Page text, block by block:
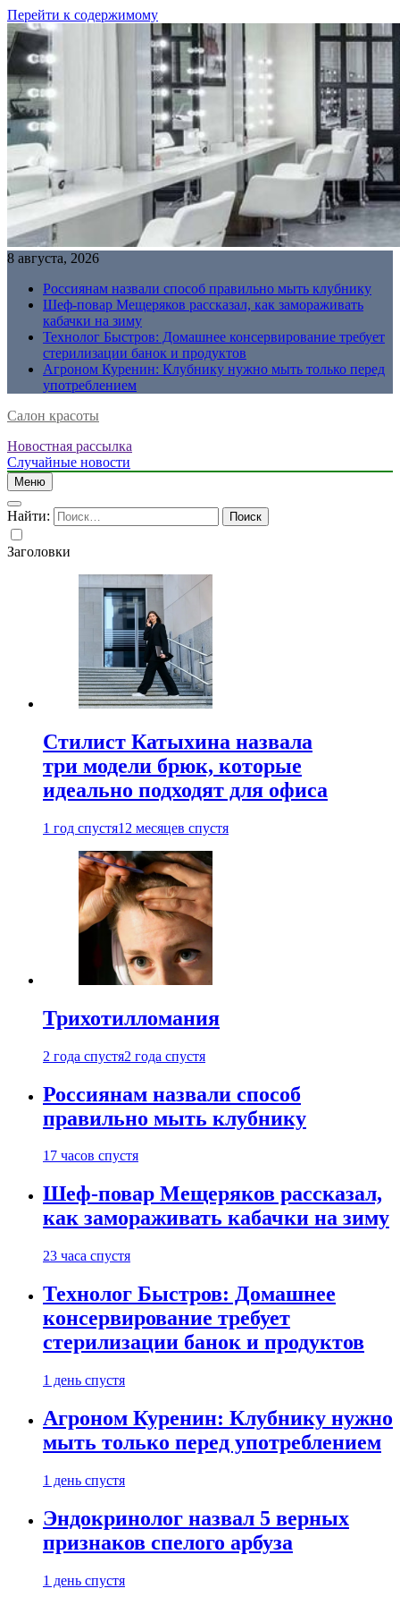
Перейти к содержимому
8 августа, 2026
Россиянам назвали способ правильно мыть клубнику
Шеф-повар Мещеряков рассказал, как замораживать
кабачки на зиму
Технолог Быстров: Домашнее консервирование требует
стерилизации банок и продуктов
Агроном Куренин: Клубнику нужно мыть только перед
употреблением
Салон красоты
Новостная рассылка
Случайные новости
Меню
Найти:
Заголовки
Стилист Катыхина назвала
три модели брюк, которые
идеально подходят для офиса
1 год спустя12 месяцев спустя
Трихотилломания
2 года спустя2 года спустя
Россиянам назвали способ
правильно мыть клубнику
17 часов спустя
Шеф-повар Мещеряков рассказал,
как замораживать кабачки на зиму
23 часа спустя
Технолог Быстров: Домашнее
консервирование требует
стерилизации банок и продуктов
1 день спустя
Агроном Куренин: Клубнику нужно
мыть только перед употреблением
1 день спустя
Эндокринолог назвал 5 верных
признаков спелого арбуза
1 день спустя